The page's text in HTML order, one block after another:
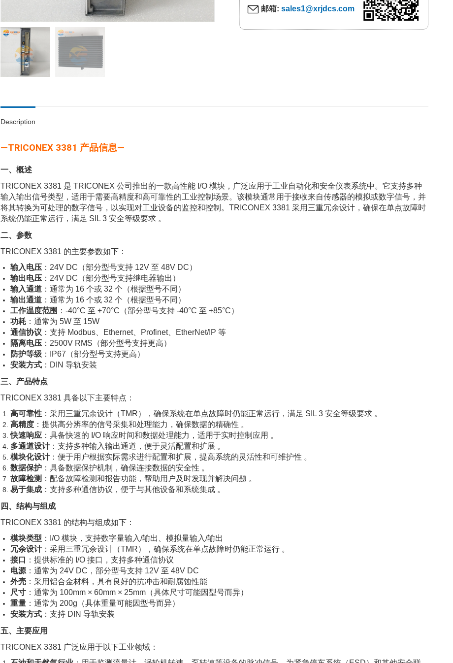
邮箱: sales1@xrjdcs.com
Description
—TRICONEX 3381 产品信息—
一、概述
TRICONEX 3381 是 TRICONEX 公司推出的一款高性能 I/O 模块，广泛应用于工业自动化和安全仪表系统中。它支持多种
输入输出信号类型，适用于需要高精度和高可靠性的工业控制场景。该模块通常用于接收来自传感器的模拟或数字信号，并
将其转换为可处理的数字信号，以实现对工业设备的监控和控制。TRICONEX 3381 采用三重冗余设计，确保在单点故障时
系统仍能正常运行，满足 SIL 3 安全等级要求 。
二、参数
TRICONEX 3381 的主要参数如下：
输入电压 ：24V DC（部分型号支持 12V 至 48V DC）
输出电压 ：24V DC（部分型号支持继电器输出）
输入通道 ：通常为 16 个或 32 个（根据型号不同）
输出通道 ：通常为 16 个或 32 个（根据型号不同）
工作温度范围 ：-40°C 至 +70°C（部分型号支持 -40°C 至 +85°C）
功耗 ：通常为 5W 至 15W
通信协议 ：支持 Modbus、Ethernet、Profinet、EtherNet/IP 等
隔离电压 ：2500V RMS（部分型号支持更高）
防护等级 ：IP67（部分型号支持更高）
安装方式 ：DIN 导轨安装
三、产品特点
TRICONEX 3381 具备以下主要特点：
高可靠性 ：采用三重冗余设计（TMR），确保系统在单点故障时仍能正常运行，满足 SIL 3 安全等级要求 。
高精度 ：提供高分辨率的信号采集和处理能力，确保数据的精确性 。
快速响应 ：具备快速的 I/O 响应时间和数据处理能力，适用于实时控制应用 。
多通道设计：支持多种输入输出通道，便于灵活配置和扩展 。
模块化设计：便于用户根据实际需求进行配置和扩展，提高系统的灵活性和可维护性 。
数据保护 ：具备数据保护机制，确保连接数据的安全性 。
故障检测 ：配备故障检测和报告功能，帮助用户及时发现并解决问题 。
易于集成 ：支持多种通信协议，便于与其他设备和系统集成 。
四、结构与组成
TRICONEX 3381 的结构与组成如下：
模块类型 ：I/O 模块，支持数字量输入/输出、模拟量输入/输出
冗余设计：采用三重冗余设计（TMR），确保系统在单点故障时仍能正常运行 。
接口
：提供标准的 I/O 接口，支持多种通信协议
电源 ：通常为 24V DC，部分型号支持 12V 至 48V DC
外壳 ：采用铝合金材料，具有良好的抗冲击和耐腐蚀性能
尺寸 ：通常为 100mm × 60mm × 25mm（具体尺寸可能因型号而异）
重量 ：通常为 200g（具体重量可能因型号而异）
安装方式 ：支持 DIN 导轨安装
五、主要应用
TRICONEX 3381 广泛应用于以下工业领域：